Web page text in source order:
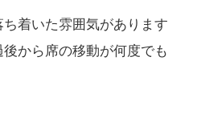
着いた雰囲気があります
から席の移動が何度でも